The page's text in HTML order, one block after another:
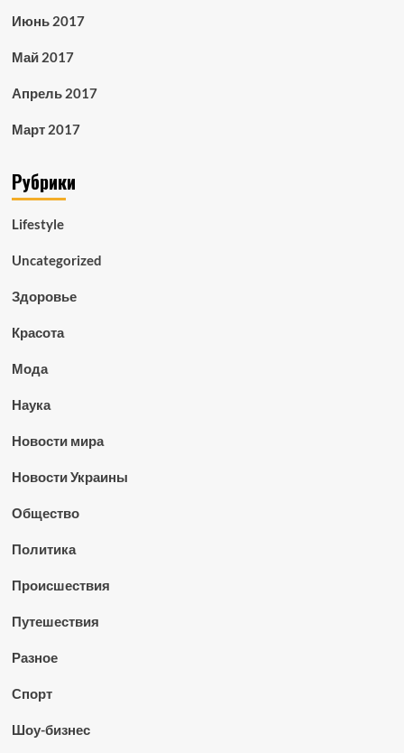
Июнь 2017
Май 2017
Апрель 2017
Март 2017
Рубрики
Lifestyle
Uncategorized
Здоровье
Красота
Мода
Наука
Новости мира
Новости Украины
Общество
Политика
Происшествия
Путешествия
Разное
Спорт
Шоу-бизнес